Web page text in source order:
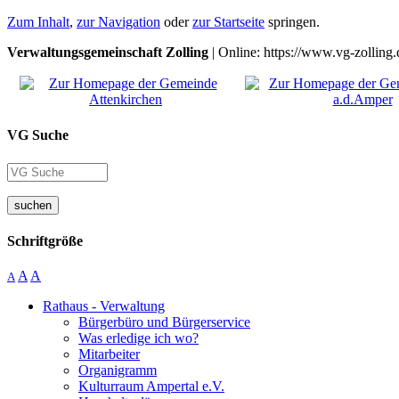
Zum Inhalt, zur Navigation oderzur Startseite springen.
Verwaltungsgemeinschaft Zolling | Online: https://www.vg-
VG Suche
suchen
Schriftgröße
A A A
Rathaus - Verwaltung
Bürgerbüro und Bürgerservice
Was erledige ich wo?
Mitarbeiter
Organigramm
Kulturraum Ampertal e.V.